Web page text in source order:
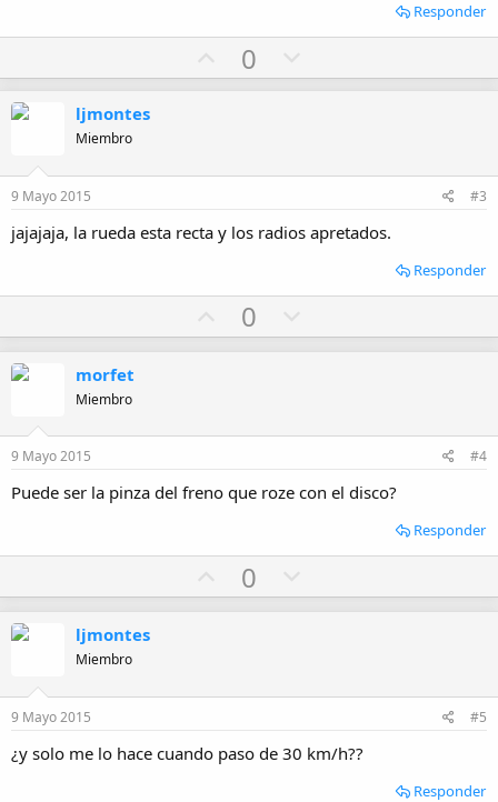
Responder
U
p
e
0
o
o
e
ljmontes
Miembro
9 Mayo 2015 #3
jajajaja, la rueda esta recta y los radios apretados.
Responder
U
p
e
0
o
o
e
morfet
Miembro
9 Mayo 2015 #4
Puede ser la pinza del freno que roze con el disco?
Responder
U
p
e
0
o
o
e
ljmontes
Miembro
9 Mayo 2015 #5
¿y solo me lo hace cuando paso de 30 km/h??
Responder